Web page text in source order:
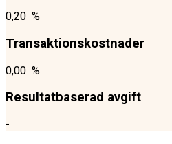
0,20 %
Transaktionskostnader
0,00 %
Resultatbaserad avgift
-